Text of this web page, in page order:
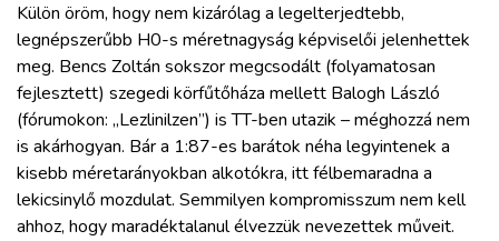
Külön öröm, hogy nem kizárólag a legelterjedtebb,
legnépszerűbb H0-s méretnagyság képviselői jelenhettek
meg. Bencs Zoltán sokszor megcsodált (folyamatosan
fejlesztett) szegedi körfűtőháza mellett Balogh László
(fórumokon: „Lezlinilzen”) is TT-ben utazik – méghozzá nem
is akárhogyan. Bár a 1:87-es barátok néha legyintenek a
kisebb méretarányokban alkotókra, itt félbemaradna a
lekicsinylő mozdulat. Semmilyen kompromisszum nem kell
ahhoz, hogy maradéktalanul élvezzük nevezettek műveit.